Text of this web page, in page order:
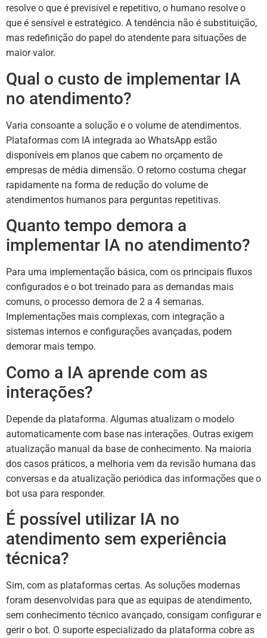
resolve o que é previsível e repetitivo, o humano resolve o
que é sensível e estratégico. A tendência não é substituição,
mas redefinição do papel do atendente para situações de
maior valor.
Qual o custo de implementar IA
no atendimento?
Varia consoante a solução e o volume de atendimentos.
Plataformas com IA integrada ao WhatsApp estão
disponíveis em planos que cabem no orçamento de
empresas de média dimensão. O retorno costuma chegar
rapidamente na forma de redução do volume de
atendimentos humanos para perguntas repetitivas.
Quanto tempo demora a
implementar IA no atendimento?
Para uma implementação básica, com os principais fluxos
configurados e o bot treinado para as demandas mais
comuns, o processo demora de 2 a 4 semanas.
Implementações mais complexas, com integração a
sistemas internos e configurações avançadas, podem
demorar mais tempo.
Como a IA aprende com as
interações?
Depende da plataforma. Algumas atualizam o modelo
automaticamente com base nas interações. Outras exigem
atualização manual da base de conhecimento. Na maioria
dos casos práticos, a melhoria vem da revisão humana das
conversas e da atualização periódica das informações que o
bot usa para responder.
É possível utilizar IA no
atendimento sem experiência
técnica?
Sim, com as plataformas certas. As soluções modernas
foram desenvolvidas para que as equipas de atendimento,
sem conhecimento técnico avançado, consigam configurar e
gerir o bot. O suporte especializado da plataforma cobre as